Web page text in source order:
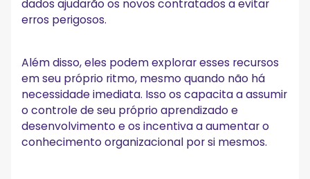
dados ajudarão os novos contratados a evitar
erros perigosos.
Além disso, eles podem explorar esses recursos
em seu próprio ritmo, mesmo quando não há
necessidade imediata. Isso os capacita a assumir
o controle de seu próprio aprendizado e
desenvolvimento e os incentiva a aumentar o
conhecimento organizacional por si mesmos.